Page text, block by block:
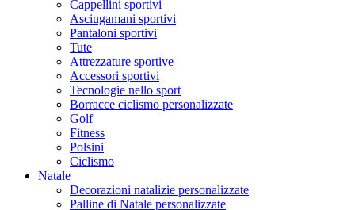
Cappellini sportivi
Asciugamani sportivi
Pantaloni sportivi
Tute
Attrezzature sportive
Accessori sportivi
Tecnologie nello sport
Borracce ciclismo personalizzate
Golf
Fitness
Polsini
Ciclismo
Natale
Decorazioni natalizie personalizzate
Palline di Natale personalizzate